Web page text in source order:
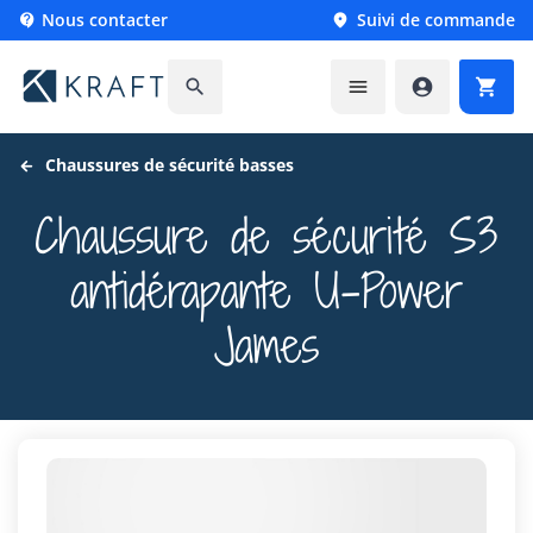
 Nous contacter  Suivi de commande
   
Chaussures de sécurité basses
Chaussure de sécurité S3
antidérapante U-Power
James